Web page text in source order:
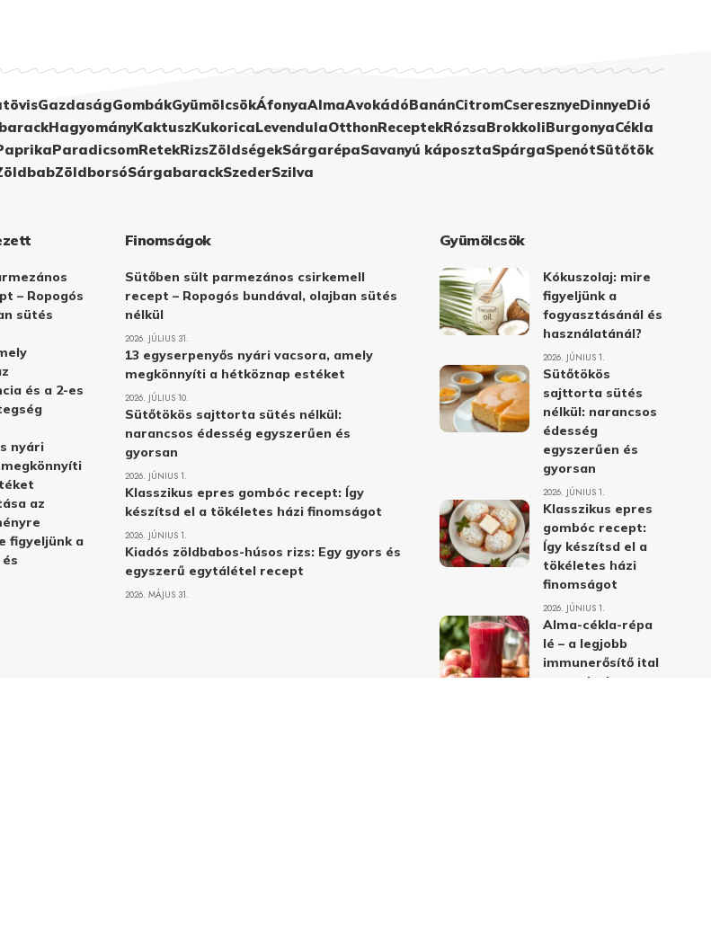
GazdaságGombákGyümölcsökÁfonyaAlmaAvokádóBanánCitromCseresznyeDinnyeDió
HagyományKaktuszKukoricaLevendulaOtthonReceptekRózsaBrokkoliBurgonyaCékla
ParadicsomRetekRizsZöldségekSárgarépaSavanyú káposztaSpárgaSpenótSütőtök
ZöldborsóSárgabarackSzederSzilva
– Ropogós
sütés
és a 2-es
nyári
az
figyeljünk a
Finomságok
Sütőben sült parmezános csirkemell
recept – Ropogós bundával, olajban sütés
nélkül
2026. JÚLIUS 31.
13 egyserpenyős nyári vacsora, amely
megkönnyíti a hétköznap estéket
2026. JÚLIUS 10.
Sütőtökös sajttorta sütés nélkül:
narancsos édesség egyszerűen és
gyorsan
2026. JÚNIUS 1.
Klasszikus epres gombóc recept: Így
készítsd el a tökéletes házi finomságot
2026. JÚNIUS 1.
Kiadós zöldbabos-húsos rizs: Egy gyors és
egyszerű egytálétel recept
2026. MÁJUS 31.
Gyümölcsök
Kókuszolaj: mire
figyeljünk a
fogyasztásánál és
használatánál?
2026. JÚNIUS 1.
Sütőtökös
sajttorta sütés
nélkül: narancsos
édesség
egyszerűen és
gyorsan
2026. JÚNIUS 1.
Klasszikus epres
gombóc recept:
Így készítsd el a
tökéletes házi
finomságot
2026. JÚNIUS 1.
Alma-cékla-répa
lé – a legjobb
immunerősítő ital
receptje és